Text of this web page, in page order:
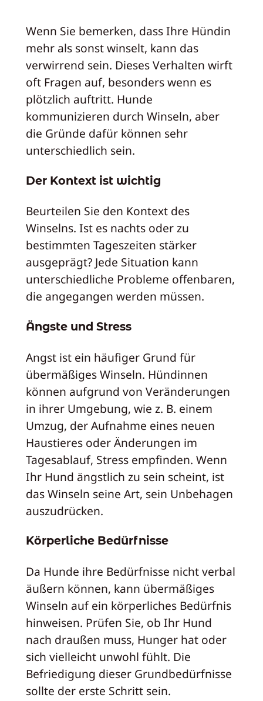
Wenn Sie bemerken, dass Ihre Hündin
mehr als sonst winselt, kann das
verwirrend sein. Dieses Verhalten wirft
oft Fragen auf, besonders wenn es
plötzlich auftritt. Hunde
kommunizieren durch Winseln, aber
die Gründe dafür können sehr
unterschiedlich sein.
Der Kontext ist wichtig
Beurteilen Sie den Kontext des
Winselns. Ist es nachts oder zu
bestimmten Tageszeiten stärker
ausgeprägt? Jede Situation kann
unterschiedliche Probleme offenbaren,
die angegangen werden müssen.
Ängste und Stress
Angst ist ein häufiger Grund für
übermäßiges Winseln. Hündinnen
können aufgrund von Veränderungen
in ihrer Umgebung, wie z. B. einem
Umzug, der Aufnahme eines neuen
Haustieres oder Änderungen im
Tagesablauf, Stress empfinden. Wenn
Ihr Hund ängstlich zu sein scheint, ist
das Winseln seine Art, sein Unbehagen
auszudrücken.
Körperliche Bedürfnisse
Da Hunde ihre Bedürfnisse nicht verbal
äußern können, kann übermäßiges
Winseln auf ein körperliches Bedürfnis
hinweisen. Prüfen Sie, ob Ihr Hund
nach draußen muss, Hunger hat oder
sich vielleicht unwohl fühlt. Die
Befriedigung dieser Grundbedürfnisse
sollte der erste Schritt sein.